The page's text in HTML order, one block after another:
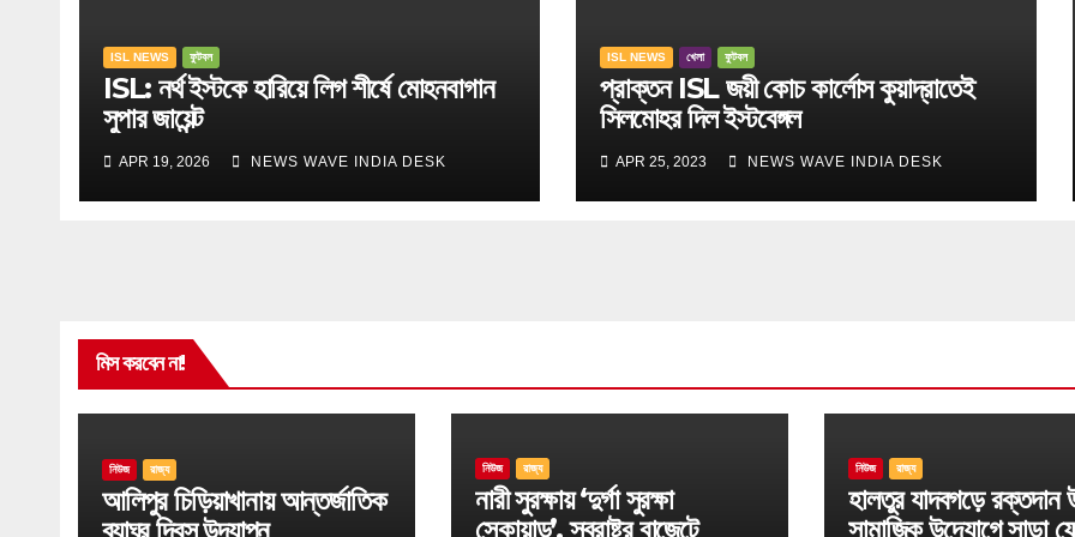
ISL NEWS ফুটবল
ISL: নর্থ ইস্টকে হারিয়ে লিগ শীর্ষে মোহনবাগান
সুপার জায়েন্ট
APR 19, 2026 NEWS WAVE INDIA DESK
ISL NEWS খেলা ফুটবল
প্রাক্তন ISL জয়ী কোচ কার্লোস কুয়াদ্রাতেই
সিলমোহর দিল ইস্টবেঙ্গল
APR 25, 2023 NEWS WAVE INDIA DESK
মিস করবেন না!
নিউজ রাজ্য
আলিপুর চিড়িয়াখানায় আন্তর্জাতিক
নিউজ রাজ্য
নারী সুরক্ষায় ‘দুর্গা সুরক্ষা
স্কোয়াড’, স্বরাষ্ট্র বাজেটে
নিউজ রাজ্য
হালতুর যাদবগড়ে রক্তদান
সামাজিক উদ্যোগে সাড়া